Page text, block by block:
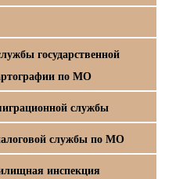
государственной
по МО
службы
службы по МО
инспекция